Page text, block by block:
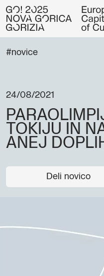
#novice
24/08/2021
TOKIJU IN
ANEJ
Deli novico